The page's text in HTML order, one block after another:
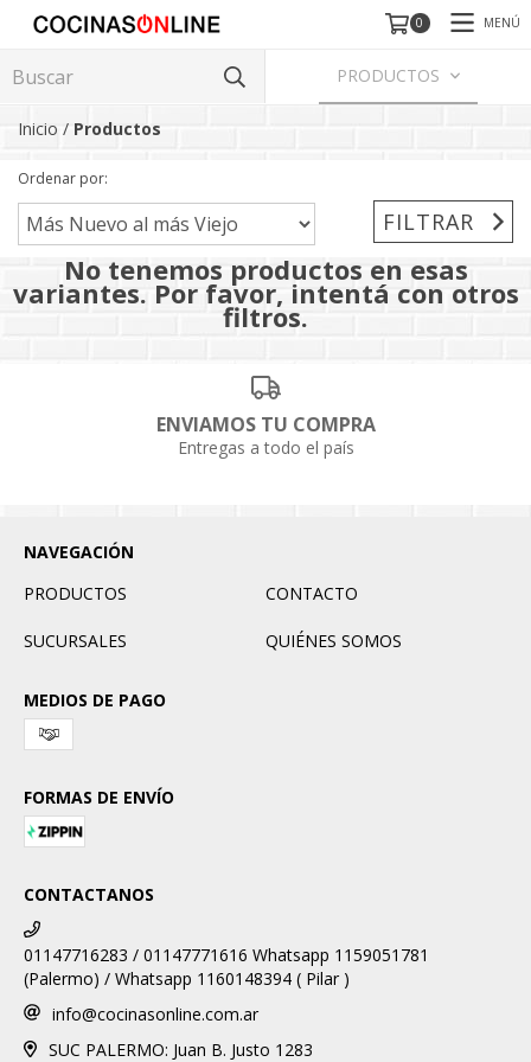
0 MENÚ
PRODUCTOS
Inicio / Productos
Ordenar por:
FILTRAR
No tenemos productos en esas
variantes. Por favor, intentá con otros
filtros.
ENVIAMOS TU COMPRA
Entregas a todo el país
NAVEGACIÓN
PRODUCTOS
CONTACTO
SUCURSALES QUIÉNES SOMOS
MEDIOS DE PAGO
FORMAS DE ENVÍO
CONTACTANOS
01147716283 / 01147771616 Whatsapp 1159051781
(Palermo) / Whatsapp 1160148394 ( Pilar )
info@cocinasonline.com.ar
SUC PALERMO: Juan B. Justo 1283